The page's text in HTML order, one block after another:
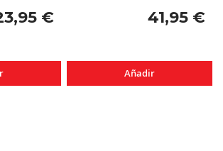
€ 41,95 €
Añadir